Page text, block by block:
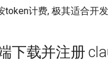
板库
Learning
气》
token计费, 极其适合开
下载并注册